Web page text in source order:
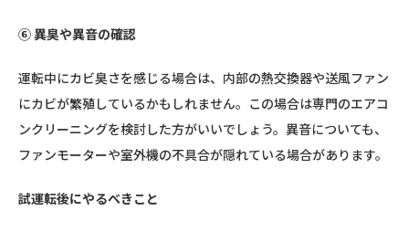
⑥ 異臭や異音の確認
運転中にカビ臭さを感じる場合は、内部の熱交換器や送風ファン
にカビが繁殖しているかもしれません。この場合は専門のエアコ
ンクリーニングを検討した方がいいでしょう。異音についても、
ファンモーターや室外機の不具合が隠れている場合があります。
試運転後にやるべきこと